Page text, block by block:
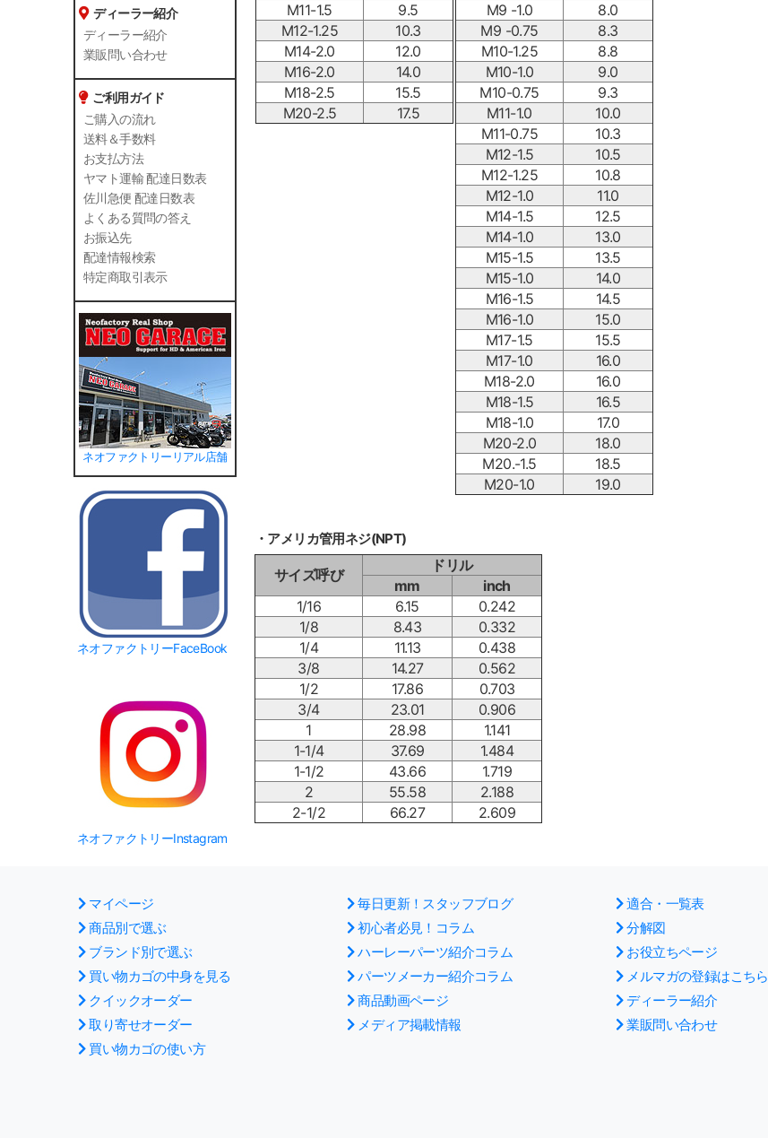
ディーラー紹介
ディーラー紹介
業販問い合わせ
ご利用ガイド
ご購入の流れ
送料＆手数料
お支払方法
ヤマト運輸 配達日数表
佐川急便 配達日数表
よくある質問の答え
お振込先
配達情報検索
特定商取引表示
ネオファクトリーリアル店舗
ネオファクトリーFaceBook
ネオファクトリーInstagram
M11-1.5
9.5
M12-1.25
10.3
M14-2.0
12.0
M16-2.0
14.0
M18-2.5
15.5
M20-2.5
17.5
M9 -1.0
8.0
M9 -0.75
8.3
M10-1.25
8.8
M10-1.0
9.0
M10-0.75
9.3
M11-1.0
10.0
M11-0.75
10.3
M12-1.5
10.5
M12-1.25
10.8
M12-1.0
11.0
M14-1.5
12.5
M14-1.0
13.0
M15-1.5
13.5
M15-1.0
14.0
M16-1.5
14.5
M16-1.0
15.0
M17-1.5
15.5
M17-1.0
16.0
M18-2.0
16.0
M18-1.5
16.5
M18-1.0
17.0
M20-2.0
18.0
M20.-1.5
18.5
M20-1.0
19.0
・アメリカ管用ネジ(NPT)
サイズ呼び
ドリル
mm
inch
1/16
6.15
0.242
1/8
8.43
0.332
1/4
11.13
0.438
3/8
14.27
0.562
1/2
17.86
0.703
3/4
23.01
0.906
1
28.98
1.141
1-1/4
37.69
1.484
1-1/2
43.66
1.719
2
55.58
2.188
2-1/2
66.27 2.609
マイページ
商品別で選ぶ
ブランド別で選ぶ
買い物カゴの中身を見る
クイックオーダー
取り寄せオーダー
買い物カゴの使い方
毎日更新！スタッフブログ
初心者必見！コラム
ハーレーパーツ紹介コラム
パーツメーカー紹介コラム
商品動画ページ
メディア掲載情報
適合・一覧表
分解図
お役立ちページ
メルマガの登録はこちら
ディーラー紹介
業販問い合わせ